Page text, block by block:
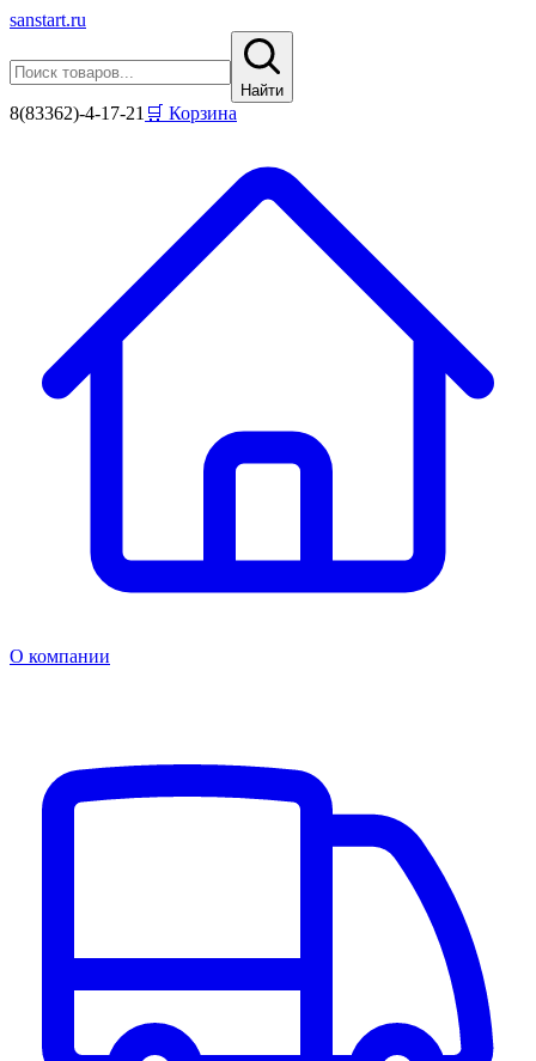
sanstart.ru
Найти
8(83362)-4-17-21 🛒 Корзина
О компании